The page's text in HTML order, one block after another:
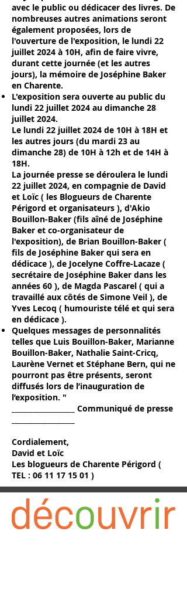
avec le public ou dédicacer des livres. De
nombreuses autres animations seront
également proposées, lors de
l'ouverture de l'exposition, le lundi 22
juillet 2024 à 10H, afin de faire vivre,
durant cette journée (et les autres
jours), la mémoire de Joséphine Baker
en Charente.
L'exposition sera ouverte au public du
lundi 22 juillet 2024 au dimanche 28
juillet 2024.
Le lundi 22 juillet 2024 de 10H à 18H et
les autres jours (du mardi 23 au
dimanche 28) de 10H à 12h et de 14H à
18H.
La journée presse se déroulera le lundi
22 juillet 2024, en compagnie de David
et Loïc ( les Blogueurs de Charente
Périgord et organisateurs ), d'Akio
Bouillon-Baker (fils aîné de Joséphine
Baker et co-organisateur de
l'exposition), de Brian Bouillon-Baker (
fils de Joséphine Baker qui sera en
dédicace ), de Jocelyne Coffre-Lacaze (
secrétaire de Joséphine Baker dans les
années 60 ), de Magda Pascarel ( qui a
travaillé aux côtés de Simone Veil ), de
Yves Lecoq ( humouriste télé et qui sera
en dédicace ).
Quelques messages de personnalités
telles que Luis Bouillon-Baker, Marianne
Bouillon-Baker, Nathalie Saint-Cricq,
Laurène Vernet et Stéphane Bern, qui ne
pourront pas être présents, seront
diffusés lors de l’inauguration de
l’exposition. "
__________________ Communiqué de presse
Cordialement,
David et Loïc
Les blogueurs de Charente Périgord (
TEL : 06 11 17 15 01 )